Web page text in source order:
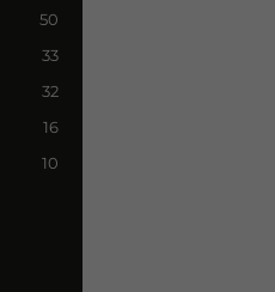
50
33
32
16
10